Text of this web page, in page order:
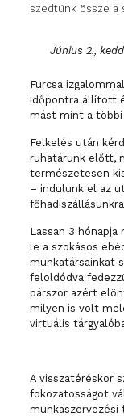
szedtünk össze a
Június 2.,
Furcsa
időpontra állított
mást mint a többi
Felkelés után
ruhatárunk előtt,
természetesen
– indulunk el az
Lassan 3
le a szokásos
munkatársainkat
feloldódva
párszor azért
milyen is volt
virtuális
A visszatéréskor
fokozatosságot
munkaszervezési